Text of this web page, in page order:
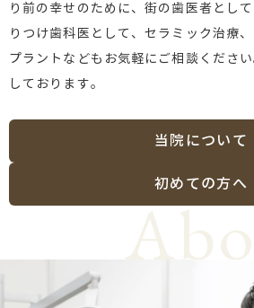
り前の幸せのために、街の歯医者とし
りつけ歯科医として、セラミック治療
プラントなどもお気軽にご相談くださ
しております。
当院について
初めての方へ